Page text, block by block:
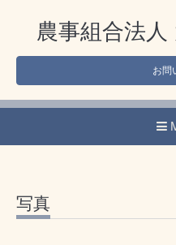
農事組合法人
お問
写真